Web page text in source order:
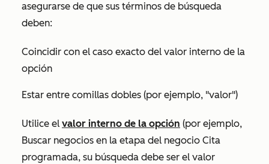
asegurarse de que sus términos de búsqueda
deben:
Coincidir con el caso exacto del valor interno de la
opción
Estar entre comillas dobles (por ejemplo, "valor")
Utilice el valor interno de la opción (por ejemplo,
Buscar negocios en la etapa del negocio Cita
programada, su búsqueda debe ser el valor